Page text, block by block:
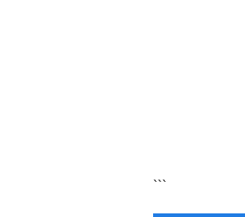
```